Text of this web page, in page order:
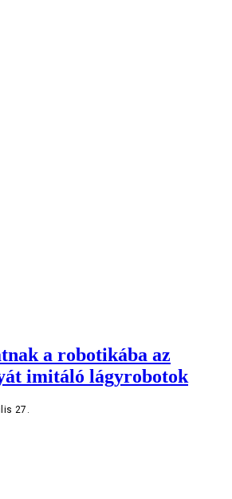
a robotikába az
imitáló lágyrobotok
27.